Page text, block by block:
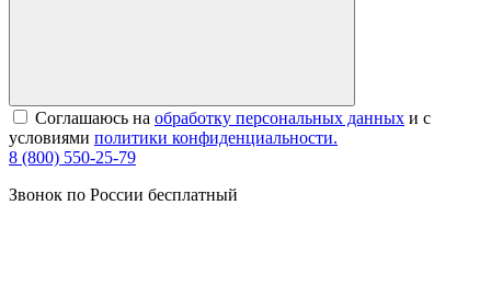
Соглашаюсь на обработку персональных данных и с
условиями политики конфиденциальности.
8 (800) 550-25-79
Звонок по России бесплатный